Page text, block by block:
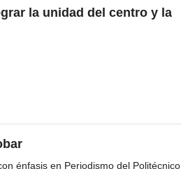
la unidad del centro y la
énfasis en Periodismo del Politécnico